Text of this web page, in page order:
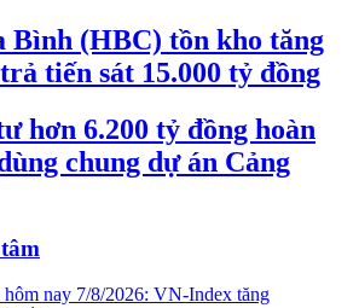
Bình (HBC) tồn kho tăng
tiến sát 15.000 tỷ đồng
hơn 6.200 tỷ đồng hoàn
chung dự án Cảng